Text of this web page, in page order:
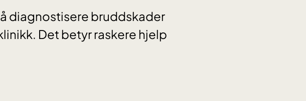
diagnostisere bruddskader
Det betyr raskere hjelp